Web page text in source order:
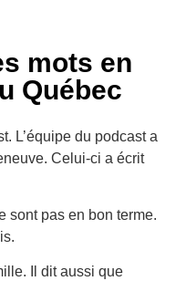
mots en
Québec
L’équipe du podcast a
Celui-ci a écrit
sont pas en bon terme.
Il dit aussi que